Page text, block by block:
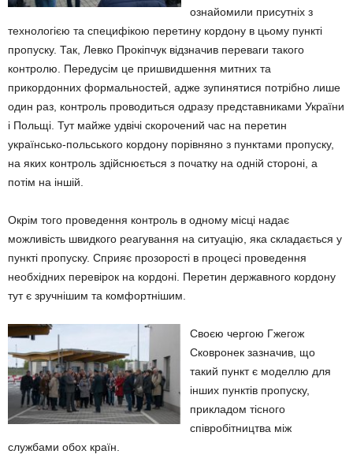
ознайомили присутніх з
технологією та специфікою перетину кордону в цьому пункті
пропуску. Так, Левко Прокіпчук відзначив переваги такого
контролю. Передусім це пришвидшення митних та
прикордонних формальностей, адже зупинятися потрібно лише
один раз, контроль проводиться одразу представниками України
і Польщі. Тут майже удвічі скорочений час на перетин
українсько-польського кордону порівняно з пунктами пропуску,
на яких контроль здійснюється з початку на одній стороні, а
потім на іншій.
Окрім того проведення контроль в одному місці надає
можливість швидкого реагування на ситуацію, яка складається у
пункті пропуску. Сприяє прозорості в процесі проведення
необхідних перевірок на кордоні. Перетин державного кордону
тут є зручнішим та комфортнішим.
Своєю чергою Гжегож
Сковронек зазначив, що
такий пункт є моделлю для
інших пунктів пропуску,
прикладом тісного
співробітництва між
службами обох країн.